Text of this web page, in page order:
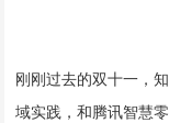
刚刚过去的双十一，
域实践，和腾讯智慧